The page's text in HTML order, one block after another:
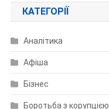
КАТЕГОРІЇ
Аналітика
Афіша
Бізнес
Боротьба з корупцією